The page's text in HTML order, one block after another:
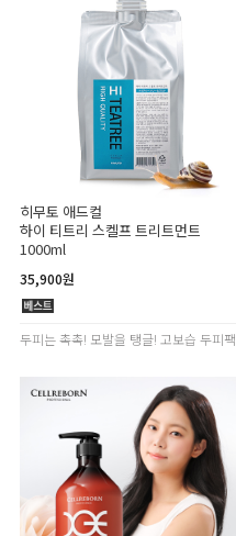
히무토 애드컬
하이 티트리 스켈프 트리트먼트
1000ml
35,900원
두피는 촉촉! 모발을 탱글! 고보습 두피팩